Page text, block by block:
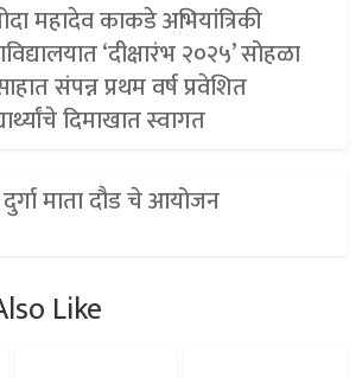
महादेव काकडे अभियांत्रिकी
‘दीक्षारंभ २०२५’ सोहळा
संपन्न प्रथम वर्ष प्रवेशित
दिमाखात स्वागत
माता दौड चे आयोजन
Like